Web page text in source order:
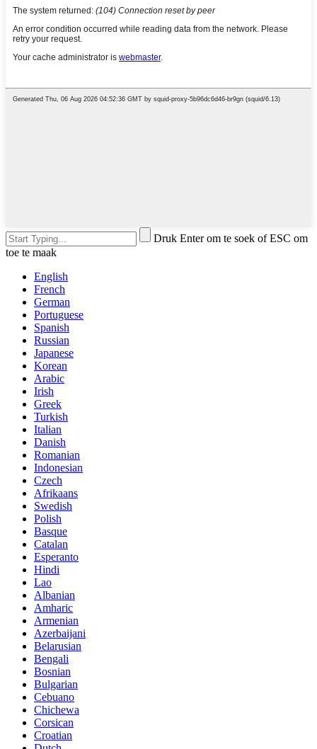
Druk Enter om te soek of ESC om
toe te maak
English
French
German
Portuguese
Spanish
Russian
Japanese
Korean
Arabic
Irish
Greek
Turkish
Italian
Danish
Romanian
Indonesian
Czech
Afrikaans
Swedish
Polish
Basque
Catalan
Esperanto
Hindi
Lao
Albanian
Amharic
Armenian
Azerbaijani
Belarusian
Bengali
Bosnian
Bulgarian
Cebuano
Chichewa
Corsican
Croatian